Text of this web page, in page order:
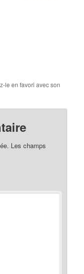
le en favori avec son
Les champs